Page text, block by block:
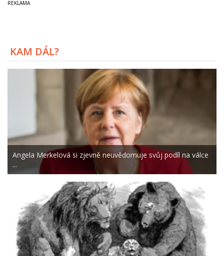
KAM DÁL?
Angela Merkelová si zjevně neuvědomuje svůj podíl na válce
...